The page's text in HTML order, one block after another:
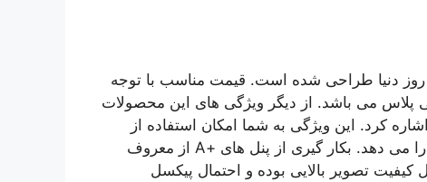
روز دنیا طراحی شده است. قیمت مناسب با توجه
پلاس می باشد. از دیگر ویژگی های این محصولات
کرد. این ویژگی به شما امکان استفاده از
برنامه های مختلف و نصب اپلیکیشن های مورد نیازتان را می دهد. بکار گیری از پنل های +A از معروف
تصویر بالایی بوده و احتمال پیکسل